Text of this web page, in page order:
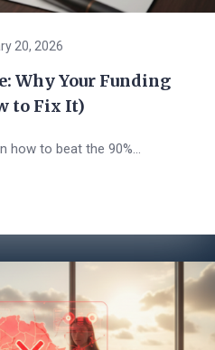
20, 2026
Why Your Funding
to Fix It)
how to beat the 90%...